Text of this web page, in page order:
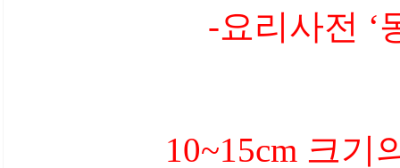
-요리사전 ‘
10~15cm 크기